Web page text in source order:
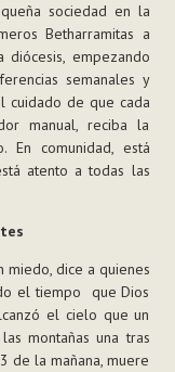
sociedad en la
Betharramitas a
diócesis, empezando
semanales y
cuidado de que cada
manual, reciba la
En comunidad, está
atento a todas las
miedo, dice a quienes
el tiempo que Dios
el cielo que un
montañas una tras
de la mañana, muere